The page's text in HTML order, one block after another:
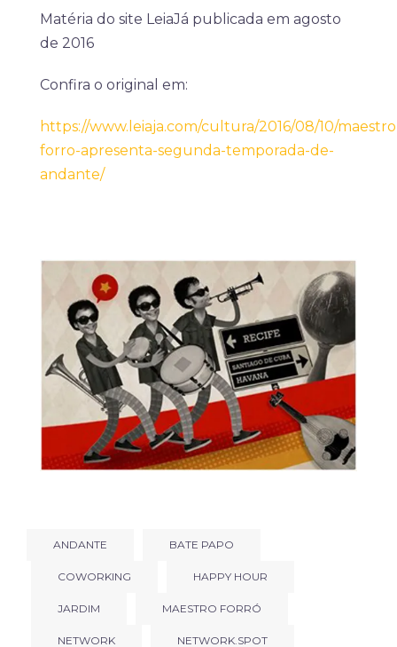
Matéria do site LeiaJá publicada em agosto
de 2016
Confira o original em:
https://www.leiaja.com/cultura/2016/08/10/
forro-apresenta-segunda-temporada-de-
andante/
ANDANTE BATE PAPO
COWORKING HAPPY HOUR
JARDIM MAESTRO FORRÓ
NETWORK NETWORK.SPOT